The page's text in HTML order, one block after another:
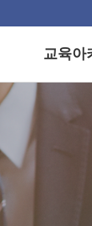
교육아